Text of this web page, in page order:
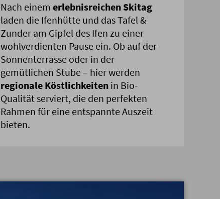
Nach einem erlebnisreichen Skitag
laden die Ifenhütte und das Tafel &
Zunder am Gipfel des Ifen zu einer
wohlverdienten Pause ein. Ob auf der
Sonnenterrasse oder in der
gemütlichen Stube – hier werden
regionale Köstlichkeiten in Bio-
Qualität serviert, die den perfekten
Rahmen für eine entspannte Auszeit
bieten.